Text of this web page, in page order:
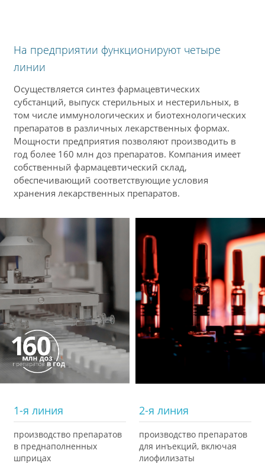
На предприятии функционируют четыре
линии
Осуществляется синтез фармацевтических
субстанций, выпуск стерильных и нестерильных, в
том числе иммунологических и биотехнологических
препаратов в различных лекарственных формах.
Мощности предприятия позволяют производить в
год более 160 млн доз препаратов. Компания имеет
собственный фармацевтический склад,
обеспечивающий соответствующие условия
хранения лекарственных препаратов.
1-я линия
производство препаратов
в преднаполненных
шприцах
2-я линия
производство препаратов
для инъекций, включая
лиофилизаты